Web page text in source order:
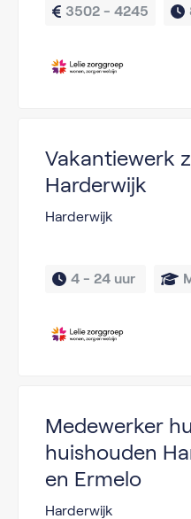
3502 - 4245
Vakantiewerk
Harderwijk
Harderwijk
4 - 24 uur
Medewerker
huishouden
en Ermelo
Harderwijk